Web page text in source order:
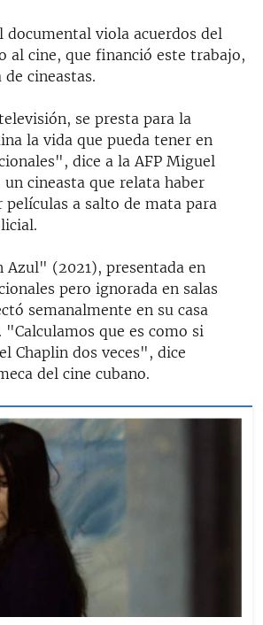
documental viola acuerdos del
al cine, que financió este trabajo,
cineastas.
se presta para la
la vida que pueda tener en
dice a la AFP Miguel
cineasta que relata haber
a salto de mata para
Azul" (2021), presentada en
pero ignorada en salas
semanalmente en su casa
"Calculamos que es como si
Chaplin dos veces", dice
del cine cubano.